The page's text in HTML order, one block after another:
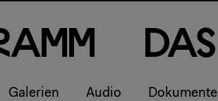
am m Das
Galerien Audio Dokumente